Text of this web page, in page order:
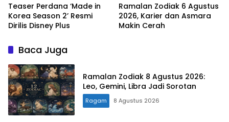
Teaser Perdana ‘Made in
Korea Season 2’ Resmi
Dirilis Disney Plus
Ramalan Zodiak 6 Agustus
2026, Karier dan Asmara
Makin Cerah
Baca Juga
Ramalan Zodiak 8 Agustus 2026:
Leo, Gemini, Libra Jadi Sorotan
Ragam 8 Agustus 2026